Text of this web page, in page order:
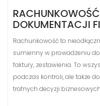
DOKUMENTACJI
Rachunkowość to
sumienny w prowadzeniu
faktury, zestawienia. To
podczas kontroli, ale także
trafnych decyzji